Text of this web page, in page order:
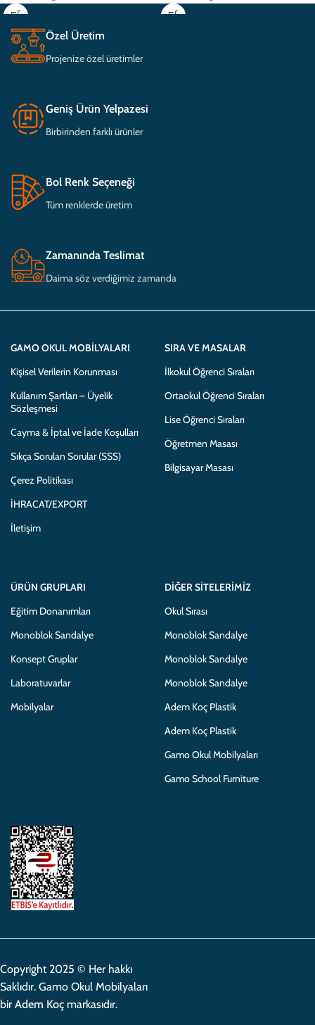
Özel Üretim
Projenize özel üretimler
Geniş Ürün Yelpazesi
Birbirinden farklı ürünler
Bol Renk Seçeneği
Tüm renklerde üretim
Zamanında Teslimat
Daima söz verdiğimiz zamanda
GAMO OKUL MOBILYALARI
Kişisel Verilerin Korunması
Kullanım Şartları – Üyelik
Sözleşmesi
Cayma & İptal ve İade Koşulları
Sıkça Sorulan Sorular (SSS)
Çerez Politikası
İHRACAT/EXPORT
İletişim
SIRA VE MASALAR
İlkokul Öğrenci Sıraları
Ortaokul Öğrenci Sıraları
Lise Öğrenci Sıraları
Öğretmen Masası
Bilgisayar Masası
ÜRÜN GRUPLARI
Eğitim Donanımları
Monoblok Sandalye
Konsept Gruplar
Laboratuvarlar
Mobilyalar
DIĞER SITELERIMIZ
Okul Sırası
Monoblok Sandalye
Monoblok Sandalye
Monoblok Sandalye
Adem Koç Plastik
Adem Koç Plastik
Gamo Okul Mobilyaları
Gamo School Furniture
Copyright 2025 © Her hakkı
Saklıdır. Gamo Okul Mobilyaları
bir Adem Koç markasıdır.